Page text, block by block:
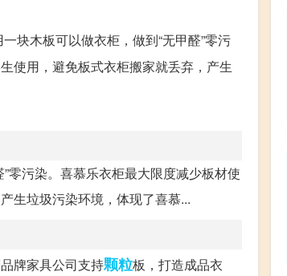
块木板可以做衣柜，做到“无甲醛”零污
使用，避免板式衣柜搬家就丢弃，产生
零污染。喜慕乐衣柜最大限度减少板材使
生垃圾污染环境，体现了喜慕...
牌家具公司支持颗粒板，打造成品衣